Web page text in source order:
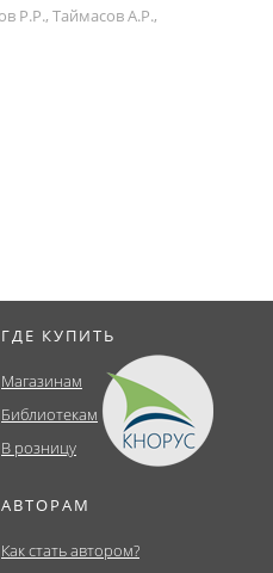
Р.Р., Таймасов А.Р.,
ГДЕ КУПИТЬ
Магазинам
Библиотекам
В розницу
АВТОРАМ
Как стать автором?